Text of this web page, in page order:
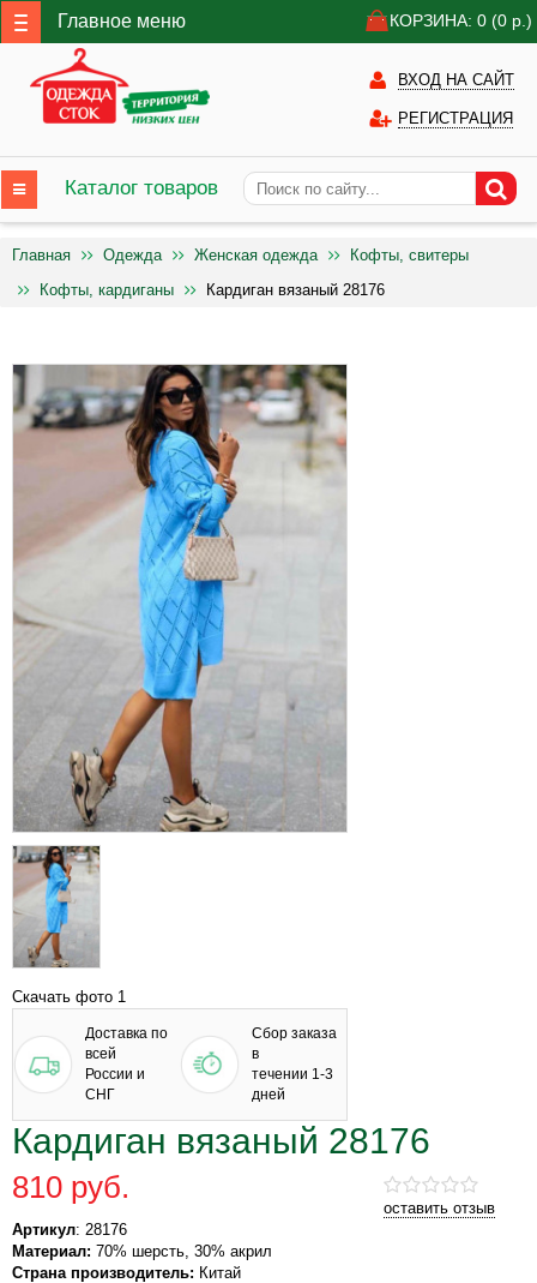
Главное меню КОРЗИНА: 0 (0 р.)
ВХОД НА САЙТ
РЕГИСТРАЦИЯ
Каталог товаров
Главная Одежда Женская одежда
Кофты, свитеры
Кофты, кардиганы
Кардиган вязаный 28176
Скачать фото 1
Доставка по
всей
России и
СНГ
Сбор заказа
в
течении 1-3
дней
Кардиган вязаный 28176
оставить отзыв
810 руб.
Артикул: 28176
Материал: 70% шерсть, 30% акрил
Страна производитель: Китай